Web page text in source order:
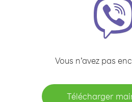
Vous n’avez pas
Télécharger